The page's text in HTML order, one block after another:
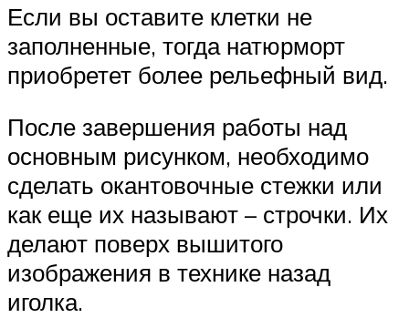
Если вы оставите клетки не
заполненные, тогда натюрморт
приобретет более рельефный вид.
После завершения работы над
основным рисунком, необходимо
сделать окантовочные стежки или
как еще их называют – строчки. Их
делают поверх вышитого
изображения в технике назад
иголка.